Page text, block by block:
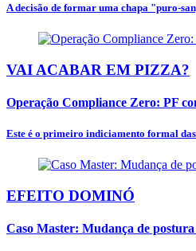
A decisão de formar uma chapa "puro-
VAI ACABAR EM PIZZA?
Operação Compliance Zero: PF
Este é o primeiro indiciamento formal
EFEITO DOMINÓ
Caso Master: Mudança de